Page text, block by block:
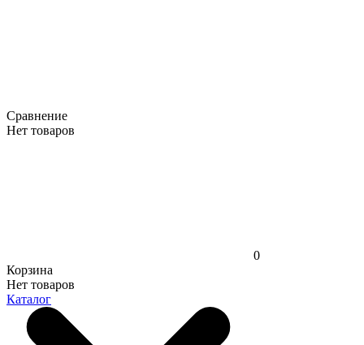
Сравнение
Нет товаров
0
Корзина
Нет товаров
Каталог